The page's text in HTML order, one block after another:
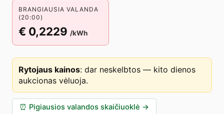
BRANGIAUSIA VALANDA
(20:00)
€ 0,2229 /kWh
Rytojaus kainos: dar neskelbtos — kito dienos
aukcionas vėluoja.
⏰ Pigiausios valandos skaičiuoklė →